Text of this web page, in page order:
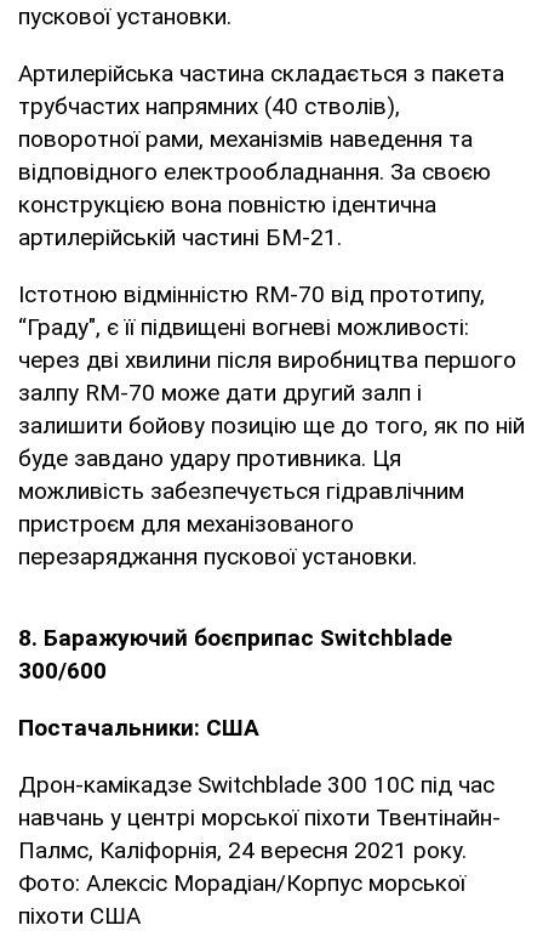
пускової установки.
Артилерійська частина складається з пакета
трубчастих напрямних (40 стволів),
поворотної рами, механізмів наведення та
відповідного електрообладнання. За своєю
конструкцією вона повністю ідентична
артилерійській частині БМ-21.
Істотною відмінністю RM-70 від прототипу,
“Граду", є її підвищені вогневі можливості:
через дві хвилини після виробництва першого
залпу RM-70 може дати другий залп і
залишити бойову позицію ще до того, як по ній
буде завдано удару противника. Ця
можливість забезпечується гідравлічним
пристроєм для механізованого
перезаряджання пускової установки.
8. Баражуючий боєприпас Switchblade
300/600
Постачальники: США
Дрон-камікадзе Switchblade 300 10C під час
навчань у центрі морської піхоти Твентінайн-
Палмс, Каліфорнія, 24 вересня 2021 року.
Фото: Алексіс Морадіан/Корпус морської
піхоти США